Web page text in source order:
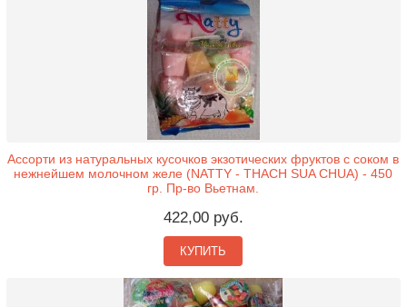
Ассорти из натуральных кусочков экзотических фруктов с соком в
нежнейшем молочном желе (NATTY - THACH SUA CHUA) - 450
гр. Пр-во Вьетнам.
422,00 руб.
КУПИТЬ